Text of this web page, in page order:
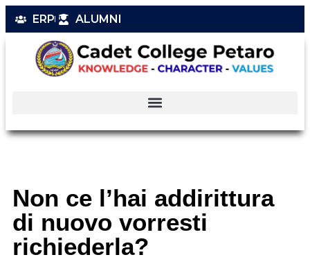
ERP ALUMNI
Non ce l’hai addirittura
di nuovo vorresti
richiederla?